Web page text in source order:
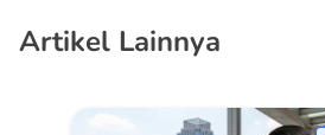
Artikel Lainnya